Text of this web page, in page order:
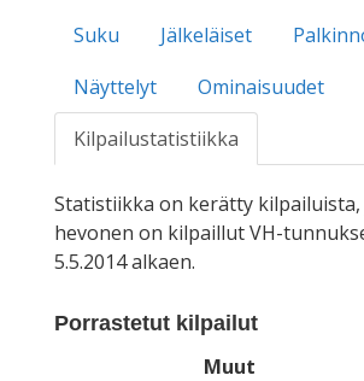
Suku Jälkeläiset
Näyttelyt
Ominaisuudet
Kilpailustatistiikka
Statistiikka on kerätty kilpailuista,
hevonen on kilpaillut VH-
5.5.2014 alkaen.
Porrastetut kilpailut
Muut